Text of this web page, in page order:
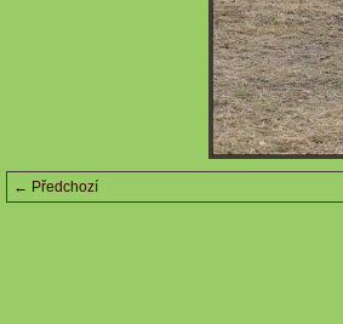
← Předchozí